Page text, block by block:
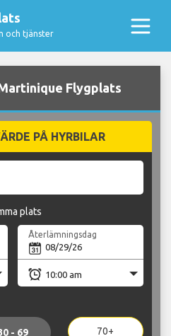
och tjänster
Flygplats
PÅ HYRBILAR
plats
Återlämningsdag
- 69 70+